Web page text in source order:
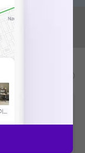
할 수 있으니, 정확
는 급여 진료 기준 가
마다 금액이 다르게